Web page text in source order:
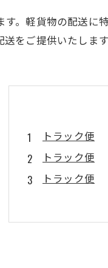
。軽貨物の配送
をご提供いたしま
トラック便
トラック便
トラック便